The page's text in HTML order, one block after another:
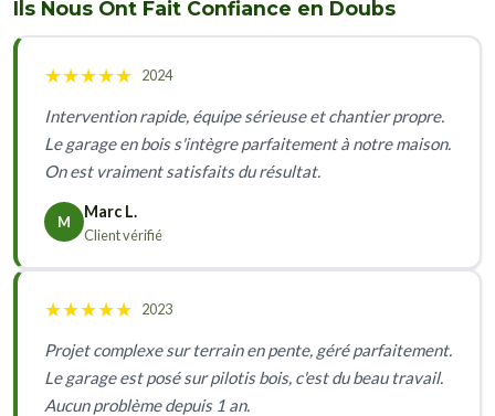
Ils Nous Ont Fait Confiance en Doubs
★★★★★ 2024
Intervention rapide, équipe sérieuse et chantier propre.
Le garage en bois s'intègre parfaitement à notre maison.
On est vraiment satisfaits du résultat.
M
Marc L.
Client vérifié
★★★★★ 2023
Projet complexe sur terrain en pente, géré parfaitement.
Le garage est posé sur pilotis bois, c'est du beau travail.
Aucun problème depuis 1 an.